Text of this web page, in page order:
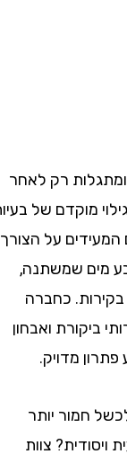
רק לאחר
של בעיות
על הצורך
שמשתנה,
כחברה
ואבחון
מדויק.
יותר
צוות